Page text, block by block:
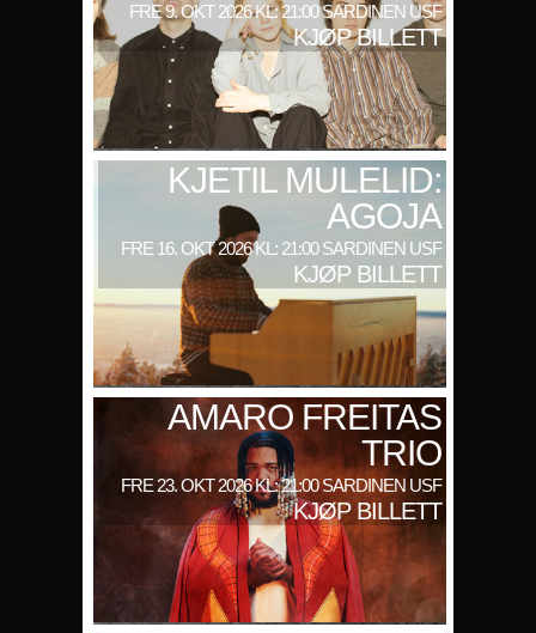
FRE 9. OKT 2026 KL: 21:00 SARDINEN USF
KJØP BILLETT
KJETIL MULELID:
AGOJA
FRE 16. OKT 2026 KL: 21:00 SARDINEN USF
KJØP BILLETT
AMARO FREITAS
TRIO
FRE 23. OKT 2026 KL: 21:00 SARDINEN USF
KJØP BILLETT